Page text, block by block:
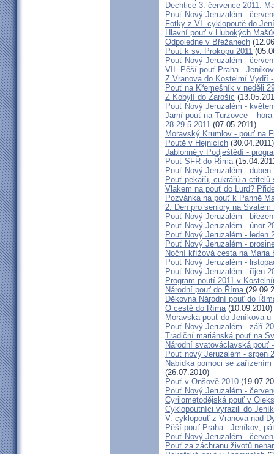
Dechtice 3. července 2011:
Pouť Nový Jeruzalém -
Fotky z VI. cyklopoutě do
Hlavní pouť v Hubokých
Odpoledne v Břežanech
Pouť k sv. Prokopu 2011
Pouť Nový Jeruzalém -
VII. Pěší pouť Praha -
Z Vranova do Kostelmí Vydří
Pouť na Křemešník v neděli
Z Kobylí do Žarošic
Pouť Nový Jeruzalém -
Jarní pouť na Turzovce –
28-29.5.2011 (07.05.2011)
Moravský Krumlov - pouť na
Poutě v Hejnicích (30.04.2011)
Jablonné v Podještědí -
Pouť SFŘ do Říma
Pouť Nový Jeruzalém - duben
Pouť pekařů, cukrářů a ctitelů
Vlakem na pouť do Lurd?
Pozvánka na pouť k Panně
2. Den pro seniory na
Pouť Nový Jeruzalém -
Pouť Nový Jeruzalém - únor
Pouť Nový Jeruzalém - leden
Pouť Nový Jeruzalém -
Noční křížová cesta na Maria
Pouť Nový Jeruzalém -
Pouť Nový Jeruzalém - říjen
Program poutí 2011 v
Národní pouť do Říma
Děkovná Národní pouť do
O cestě do Říma(10.09.2010)
Moravská pouť do Jeníkova u
Pouť Nový Jeruzalém - září
Tradiční mariánská pouť na
Národní svatováclavská pouť
Pouť nový Jeruzalém - srpen
Nabídka pomoci se
(26.07.2010)
Pouť v Onšově 2010
Pouť Nový Jeruzalém -
Cyrilometodějská pouť v
Cyklopoutníci vyrazili do
V. cyklopouť z Vranova nad
Pěší pouť Praha - Jeníkov;
Pouť Nový Jeruzalém -
Pouť za záchranu životů